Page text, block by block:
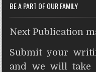
BE A PART OF OUR FAMILY
Next Publication
Submit your
and we will take